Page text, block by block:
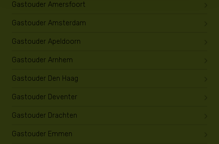
Gastouder Amersfoort
Gastouder Amsterdam
Gastouder Apeldoorn
Gastouder Arnhem
Gastouder Den Haag
Gastouder Deventer
Gastouder Drachten
Gastouder Emmen